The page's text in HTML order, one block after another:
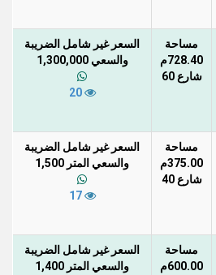
مساحة
728.40م
شارع 60
السعر غير شامل الضريبة
والسعي 1,300,000
20
مساحة
375.00م
شارع 40
السعر غير شامل الضريبة
والسعي المتر 1,500
17
مساحة
600.00م
السعر غير شامل الضريبة
والسعي المتر 1,400